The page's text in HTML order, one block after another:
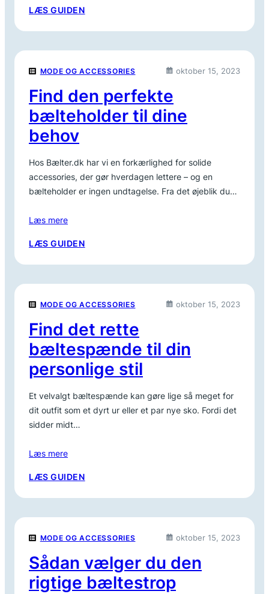
LÆS GUIDEN:
GØR
NEM
MODE OG ACCESSORIES oktober 15, 2023
Find den perfekte
bælteholder til dine
behov
Hos Bælter.dk har vi en forkærlighed for solide
accessories, der gør hverdagen lettere – og en
bælteholder er ingen undtagelse. Fra det øjeblik du…
Læs mere
LÆS GUIDEN:
PERFEKTE
TIL
DINE
BEHOV
MODE OG ACCESSORIES oktober 15, 2023
Find det rette
bæltespænde til din
personlige stil
Et velvalgt bæltespænde kan gøre lige så meget for
dit outfit som et dyrt ur eller et par nye sko. Fordi det
sidder midt…
Læs mere
LÆS GUIDEN:
RETTE
TIL
PERSONLIGE
STIL
MODE OG ACCESSORIES oktober 15, 2023
Sådan vælger du den
rigtige bæltestrop